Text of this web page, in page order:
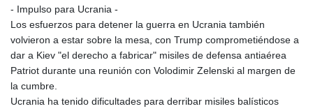
MYR 4.721853
MZN 73.807157
NAD 18.917964
NGN 1572.381111
NOK 11.00856
- Impulso para Ucrania -
Los esfuerzos para detener la guerra en Ucrania también
volvieron a estar sobre la mesa, con Trump comprometiéndose a
dar a Kiev "el derecho a fabricar" misiles de defensa antiaérea
Patriot durante una reunión con Volodimir Zelenski al margen de
la cumbre.
Ucrania ha tenido dificultades para derribar misiles balísticos